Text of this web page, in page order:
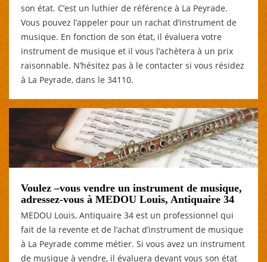
son état. C’est un luthier de référence à La Peyrade.
Vous pouvez l’appeler pour un rachat d’instrument de
musique. En fonction de son état, il évaluera votre
instrument de musique et il vous l’achètera à un prix
raisonnable. N’hésitez pas à le contacter si vous résidez
à La Peyrade, dans le 34110.
Voulez –vous vendre un instrument de musique,
adressez-vous à MEDOU Louis, Antiquaire 34
MEDOU Louis, Antiquaire 34 est un professionnel qui
fait de la revente et de l’achat d’instrument de musique
à La Peyrade comme métier. Si vous avez un instrument
de musique à vendre, il évaluera devant vous son état